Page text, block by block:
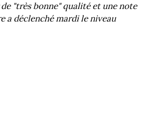
"très bonne" qualité et une note
a déclenché mardi le niveau